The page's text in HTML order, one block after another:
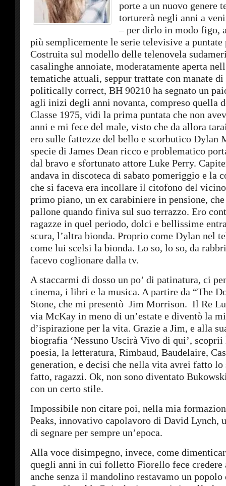
porte a un nuovo genere
torturerà negli anni a
– per dirlo in modo figo,
più semplicemente le serie televisive a puntate
Costruita sul modello delle telenovela
casalinghe annoiate, moderatamente aperta
tematiche attuali, seppur trattate con manate
politically correct, BH 90210 ha segnato un
agli inizi degli anni novanta, compreso quella
Classe 1975, vidi la prima puntata che non
anni e mi fece del male, visto che da allora
ero sulle fattezze del bello e scorbutico Dylan
specie di James Dean ricco e problematico
dal bravo e sfortunato attore Luke Perry.
andava in discoteca di sabato pomeriggio e la
che si faceva era incollare il citofono del
primo piano, un ex carabiniere in pensione,
pallone quando finiva sul suo terrazzo. Ero
ragazze in quel periodo, dolci e bellissime
scura, l’altra bionda. Proprio come Dylan nel
come lui scelsi la bionda. Lo so, lo so, da
facevo coglionare dalla tv.
A staccarmi di dosso un po’ di patinatura, ci
cinema, i libri e la musica. A partire da “The
Stone, che mi presentò Jim Morrison. Il Re
via McKay in meno di un’estate e diventò la
d’ispirazione per la vita. Grazie a Jim, e alla
biografia ‘Nessuno Uscirà Vivo di qui’, scoprii
poesia, la letteratura, Rimbaud, Baudelaire,
generation, e decisi che nella vita avrei fatto lo
fatto, ragazzi. Ok, non sono diventato
con un certo stile.
Impossibile non citare poi, nella mia
Peaks, innovativo capolavoro di David Lynch,
di segnare per sempre un’epoca.
Alla voce disimpegno, invece, come
quegli anni in cui folletto Fiorello fece
anche senza il mandolino restavamo un